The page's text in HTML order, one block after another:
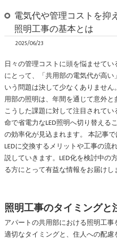
電気代や管理コストを抑
照明工事の基本とは
2025/06/23
日々の管理コストに頭を悩ませて
にとって、「共用部の電気代が高
いう問題は決して少なくありませ
用部の照明は、年間を通じて意外と
こうした課題に対して注目されて
命で省電力なLED照明へ切り替える
の効率化が見込まれます。 本記事
LEDに交換するメリットや工事の流
説していきます。LED化を検討中の
る方にとって有益な情報をお届けし
照明工事のタイミングと
アパートの共用部における照明工
適切なタイミングと、住人への配